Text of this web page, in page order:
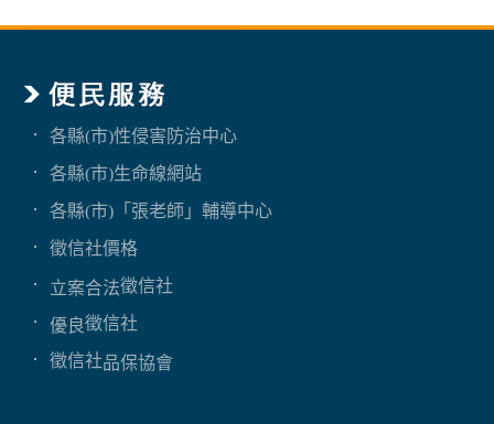
各縣(市)性侵害防治中心
各縣(市)生命線網站
各縣(市)「張老師」輔導中心
徵信社價格
立案合法徵信社
優良徵信社
徵信社品保協會